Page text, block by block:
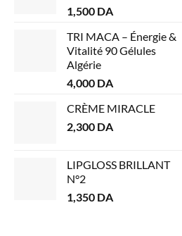
1,500 DA
TRI MACA – Énergie &
Vitalité 90 Gélules
Algérie
4,000 DA
CRÈME MIRACLE
2,300 DA
LIPGLOSS BRILLANT
N°2
1,350 DA